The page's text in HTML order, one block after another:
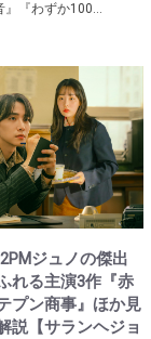
』『わずか100...
ジュノの傑出
れる主演3作『赤
プン商事』ほか見
説【サランヘジョ